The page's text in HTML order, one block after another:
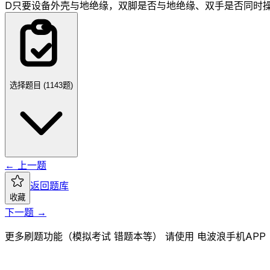
D只要设备外壳与地绝缘，双脚是否与地绝缘、双手是否同时
选择题目 (1143题)
← 上一题
收藏
返回题库
下一题 →
更多刷题功能（模拟考试 错题本等） 请使用 电波浪手机APP